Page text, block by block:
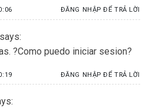
ĐĂNG NHẬP ĐỂ TRẢ LỜI
says:
?Como puedo iniciar sesion?
ĐĂNG NHẬP ĐỂ TRẢ LỜI